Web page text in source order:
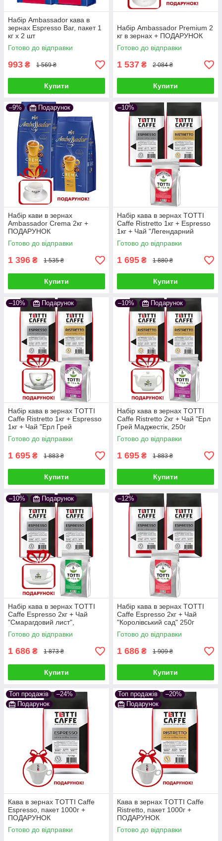
Набір Ambassador кава в
зернах Espresso Bar, пакет 1
кг х 2 шт
Готово до відправки
993 ₴ 1 569 ₴
Купити
Набір Ambassador Premium 2
кг в зернах + ПОДАРУНОК
Готово до відправки
1 537 ₴ 2 084 ₴
Купити
–9% Подарунок
Набір кави в зернах
Ambassador Crema 2кг +
ПОДАРУНОК
Готово до відправки
1 396 ₴ 1 535 ₴
Купити
–10%
Набір кава в зернах TOTTI
Caffe Ristretto 1кг + Espresso
1кг + Чай "Легендарний
Ассам", листовий, 250г
Готово до відправки
1 695 ₴ 1 880 ₴
Купити
–10% Подарунок
Набір кава в зернах TOTTI
Caffe Ristretto 1кг + Espresso
1кг + Чай "Ерл Грей
Маджестік, 250г
Готово до відправки
1 695 ₴ 1 883 ₴
Купити
–10% Подарунок
Набір кава в зернах TOTTI
Caffe Ristretto 2кг + Чай "Ерл
Грей Маджестік, 250г
Готово до відправки
1 695 ₴ 1 883 ₴
Купити
–10% Подарунок
Набір кава в зернах TOTTI
Caffe Espresso 2кг + Чай
"Смарагдовий лист",
листовий 250г
Готово до відправки
1 686 ₴ 1 873 ₴
Купити
–12%
Набір кава в зернах TOTTI
Caffe Espresso 2кг + Чай
"Королівський сад" 250г
Готово до відправки
1 686 ₴ 1 909 ₴
Купити
Топ продажів
–24%
Подарунок
Кава в зернах TOTTI Caffe
Espresso, пакет 1000г +
ПОДАРУНОК
Готово до відправки
Топ продажів
–20%
Подарунок
Кава в зернах TOTTI Caffe
Ristretto, пакет 1000г +
ПОДАРУНОК
Готово до відправки